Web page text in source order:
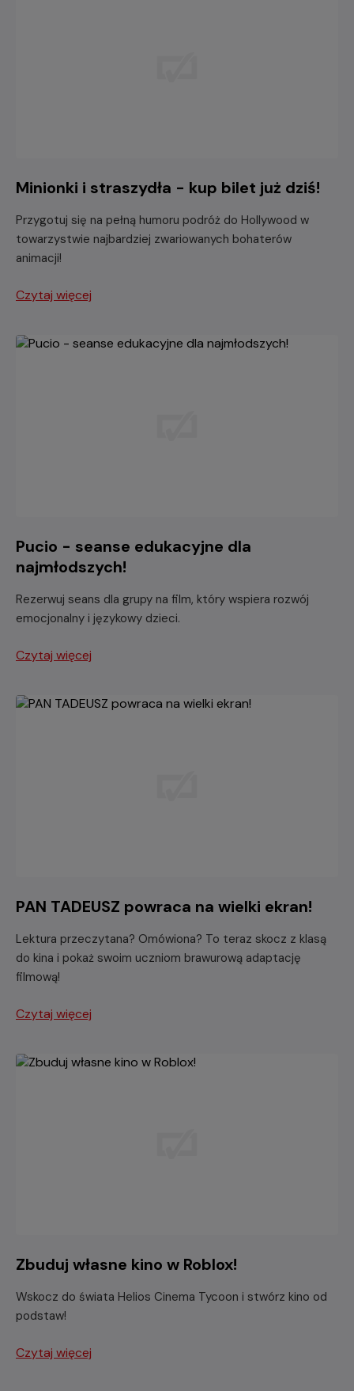
Minionki i straszydła - kup bilet już dziś!
Przygotuj się na pełną humoru podróż do Hollywood w
towarzystwie najbardziej zwariowanych bohaterów
animacji!
Czytaj więcej
Pucio - seanse edukacyjne dla
najmłodszych!
Rezerwuj seans dla grupy na film, który wspiera rozwój
emocjonalny i językowy dzieci.
Czytaj więcej
PAN TADEUSZ powraca na wielki ekran!
Lektura przeczytana? Omówiona? To teraz skocz z klasą
do kina i pokaż swoim uczniom brawurową adaptację
filmową!
Czytaj więcej
Zbuduj własne kino w Roblox!
Wskocz do świata Helios Cinema Tycoon i stwórz kino od
podstaw!
Czytaj więcej